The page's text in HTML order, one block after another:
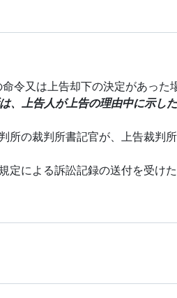
令又は上告却下の決定があっ
、上告人が上告の理由中に示し
所の裁判所書記官が、上告裁判
定による訴訟記録の送付を受け